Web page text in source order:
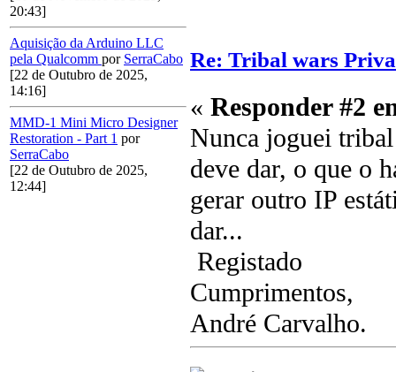
20:43]
Aquisição da Arduino LLC
pela Qualcomm por SerraCabo
[22 de Outubro de 2025,
14:16]
MMD-1 Mini Micro Designer
Restoration - Part 1 por
SerraCabo
[22 de Outubro de 2025,
12:44]
Re: Tribal wars
« Responder #2
Nunca joguei
deve dar, o que o
gerar outro IP
dar...
Registado
Cumprimentos,
André Carvalho.